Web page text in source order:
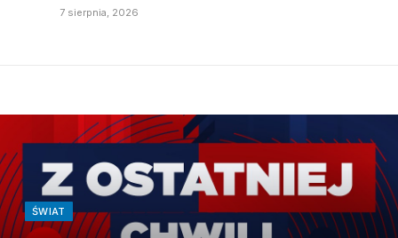
7 sierpnia, 2026
ŚWIAT